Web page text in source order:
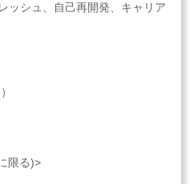
ッシュ、自己再開発、キャリア
限る)>